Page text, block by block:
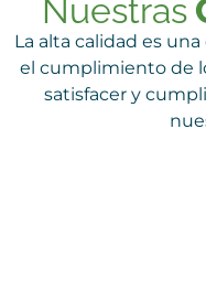
Nuestras
La alta calidad es
el cumplimiento de
satisfacer y